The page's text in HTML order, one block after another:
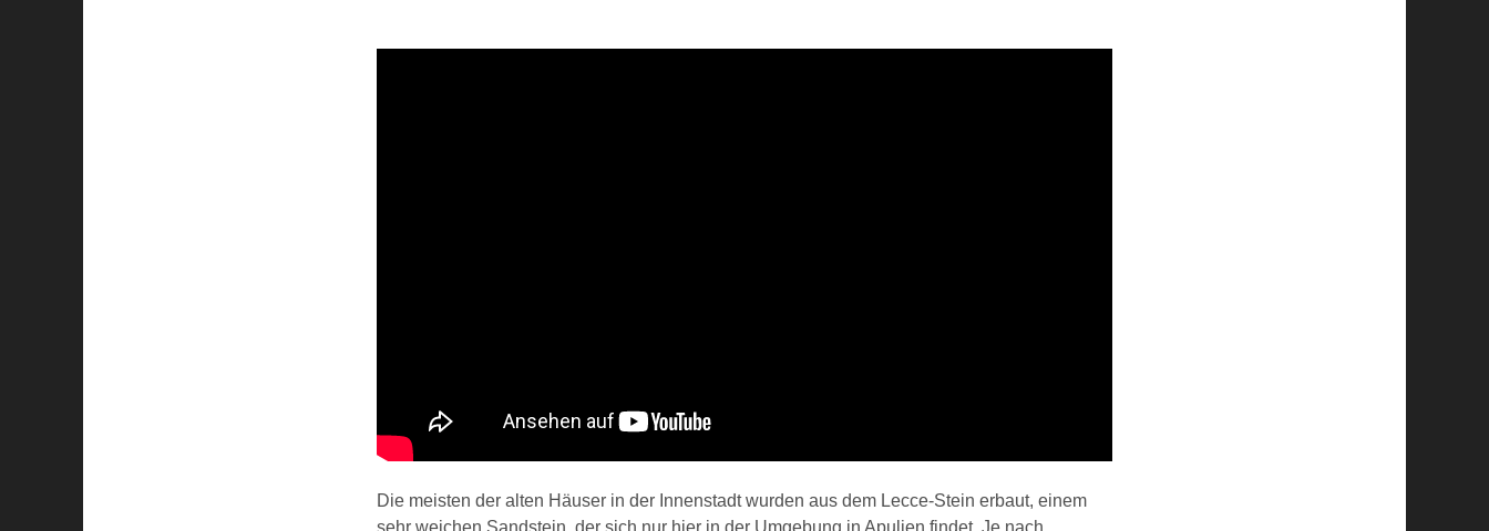
Die meisten der alten Häuser in der Innenstadt wurden aus dem Lecce-Stein erbaut, einem
sehr weichen Sandstein, der sich nur hier in der Umgebung in Apulien findet. Je nach